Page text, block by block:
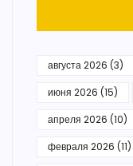
августа 2026 (3)
июня 2026 (15)
апреля 2026 (10)
февраля 2026 (11)